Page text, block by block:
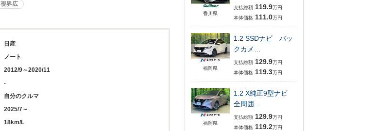
視界広
日産
ノート
2012/9～2020/11
-
自分のクルマ
2025/7～
18km/L
香川県
支払総額 119.9万円
本体価格 111.0万円
福岡県
1.2 SSDナビ バッ
クカメ…
支払総額 129.9万円
本体価格 119.3万円
福岡県
1.2 X純正9型ナビ
全周囲…
支払総額 129.9万円
本体価格 119.2万円